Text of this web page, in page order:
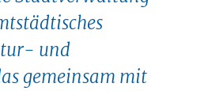
und
gemeinsam mit